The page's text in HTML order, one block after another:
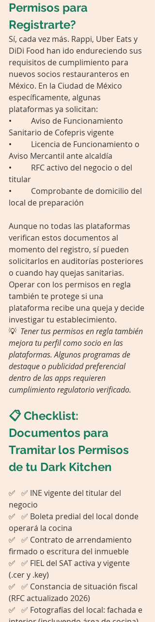
Permisos para
Registrarte?
Sí, cada vez más. Rappi, Uber Eats y
DiDi Food han ido endureciendo sus
requisitos de cumplimiento para
nuevos socios restauranteros en
México. En la Ciudad de México
específicamente, algunas
plataformas ya solicitan:
• Aviso de Funcionamiento
Sanitario de Cofepris vigente
• Licencia de Funcionamiento o
Aviso Mercantil ante alcaldía
• RFC activo del negocio o del
titular
• Comprobante de domicilio del
local de preparación
Aunque no todas las plataformas
verifican estos documentos al
momento del registro, sí pueden
solicitarlos en auditorías posteriores
o cuando hay quejas sanitarias.
Operar con los permisos en regla
también te protege si una
plataforma recibe una queja y decide
investigar tu establecimiento.
💡 Tener tus permisos en regla también
mejora tu perfil como socio en las
plataformas. Algunos programas de
destaque o publicidad preferencial
dentro de las apps requieren
cumplimiento regulatorio verificado.
📋 Checklist:
Documentos para
Tramitar los Permisos
de tu Dark Kitchen
✅ ✅ INE vigente del titular del
negocio
✅ ✅ Boleta predial del local donde
operará la cocina
✅ ✅ Contrato de arrendamiento
firmado o escritura del inmueble
✅ ✅ FIEL del SAT activa y vigente
(.cer y .key)
✅ ✅ Constancia de situación fiscal
(RFC actualizado 2026)
✅ ✅ Fotografías del local: fachada e